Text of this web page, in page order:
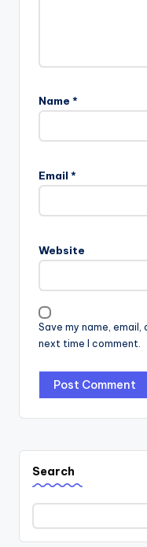
Name *
Email *
Website
Save my name,
next time I comment.
Search